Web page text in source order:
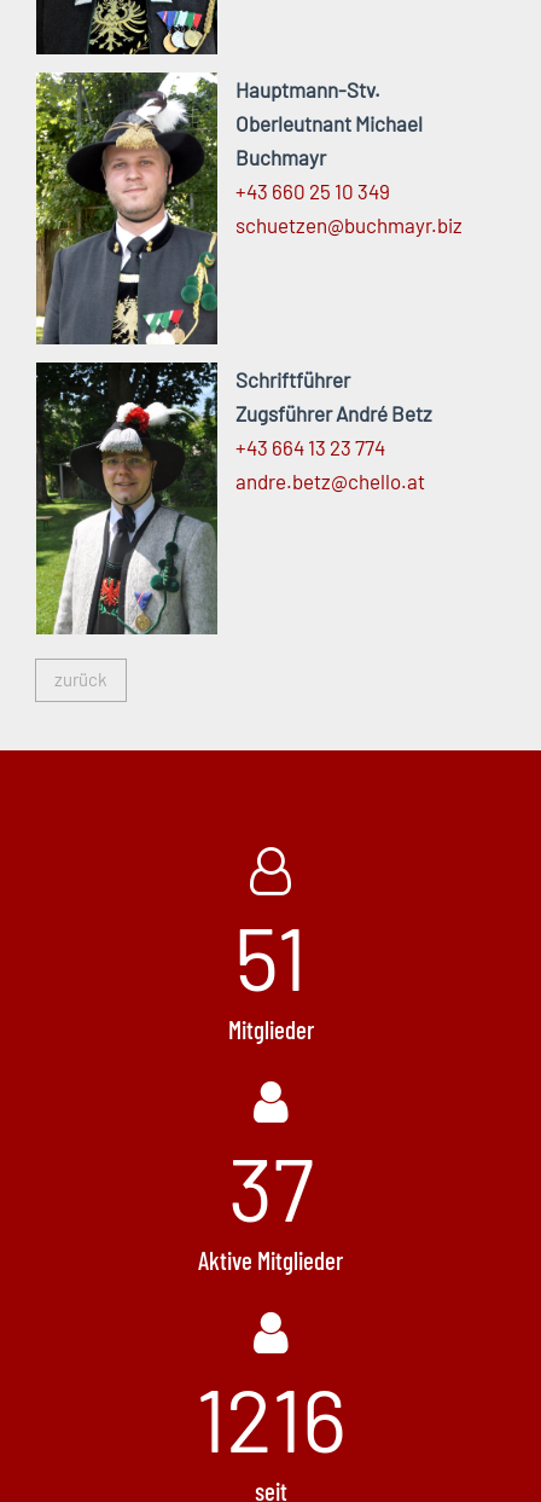
Hauptmann-Stv.
Oberleutnant Michael
Buchmayr
+43 660 25 10 349
schuetzen@buchmayr.biz
Schriftführer
Zugsführer André Betz
+43 664 13 23 774
andre.betz@chello.at
zurück
51
Mitglieder
37
Aktive Mitglieder
1512
seit